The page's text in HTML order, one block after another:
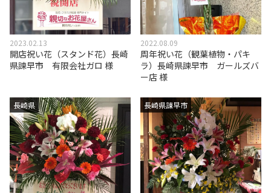
2023.02.13
開店祝い花（スタンド花）長崎
県諫早市 有限会社ガロ 様
2022.08.09
周年祝い花（観葉植物・パキ
ラ）長崎県諫早市 ガールズバ
ー店 様
長崎県 長崎県諌早市